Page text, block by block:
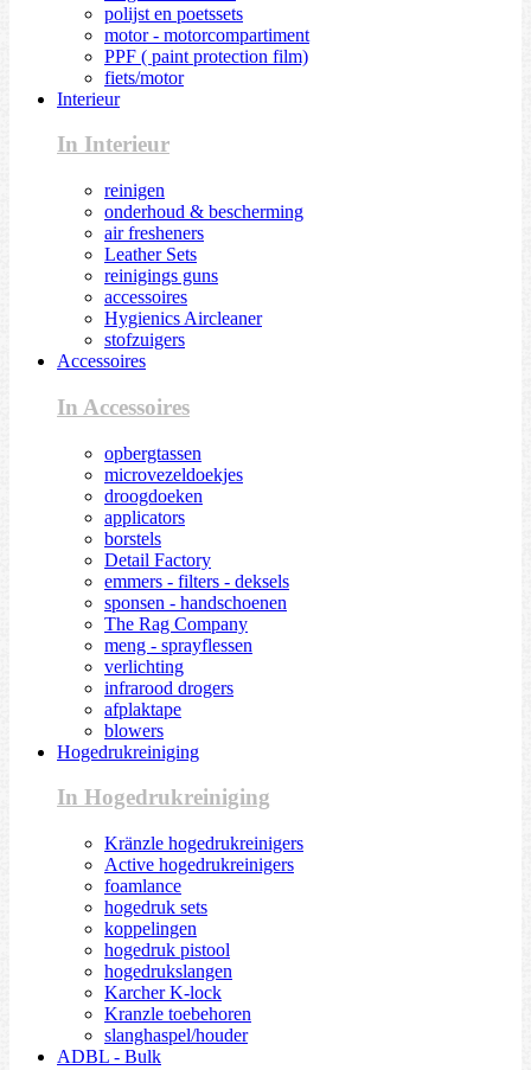
polijst en poetssets
motor - motorcompartiment
PPF ( paint protection film)
fiets/motor
Interieur
In Interieur
reinigen
onderhoud & bescherming
air fresheners
Leather Sets
reinigings guns
accessoires
Hygienics Aircleaner
stofzuigers
Accessoires
In Accessoires
opbergtassen
microvezeldoekjes
droogdoeken
applicators
borstels
Detail Factory
emmers - filters - deksels
sponsen - handschoenen
The Rag Company
meng - sprayflessen
verlichting
infrarood drogers
afplaktape
blowers
Hogedrukreiniging
In Hogedrukreiniging
Kränzle hogedrukreinigers
Active hogedrukreinigers
foamlance
hogedruk sets
koppelingen
hogedruk pistool
hogedrukslangen
Karcher K-lock
Kranzle toebehoren
slanghaspel/houder
ADBL - Bulk